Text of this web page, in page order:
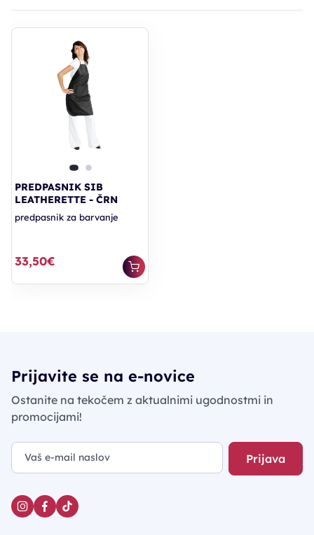
PREDPASNIK SIB
LEATHERETTE - ČRN
predpasnik za barvanje
33,50€
Prijavite se na e-novice
Ostanite na tekočem z aktualnimi ugodnostmi in
promocijami!
Prijava